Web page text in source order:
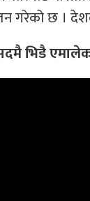
गरेको छ ।
भिडै